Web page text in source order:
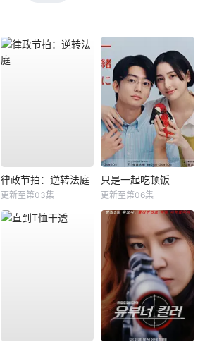
律政节拍：逆转法庭
更新至第03集
只是一起吃顿饭
更新至第06集